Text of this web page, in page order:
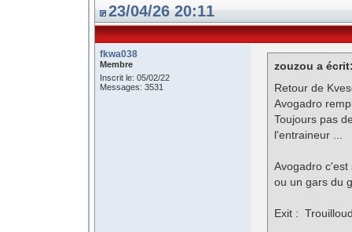
23/04/26 20:11
fkwa038
Membre
Inscrit le: 05/02/22
Messages: 3531
zouzou a
Retour de
Avogadro
Toujours pas
l'entraineur ...
Avogadro
ou un gars du
Exit :